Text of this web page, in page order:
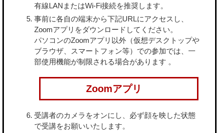
有線LANまたはWi-Fi接続を推奨します。
事前に各自の端末から下記URLにアクセスし、
Zoomアプリをダウンロードしてください。
パソコンのZoomアプリ以外（仮想デスクトップや
ブラウザ、スマートフォン等）での参加では、一
部使用機能が制限される場合があります 。
Zoomアプリ
受講者のカメラをオンにし、必ず顔を映した状態
で受講をお願いいたします。